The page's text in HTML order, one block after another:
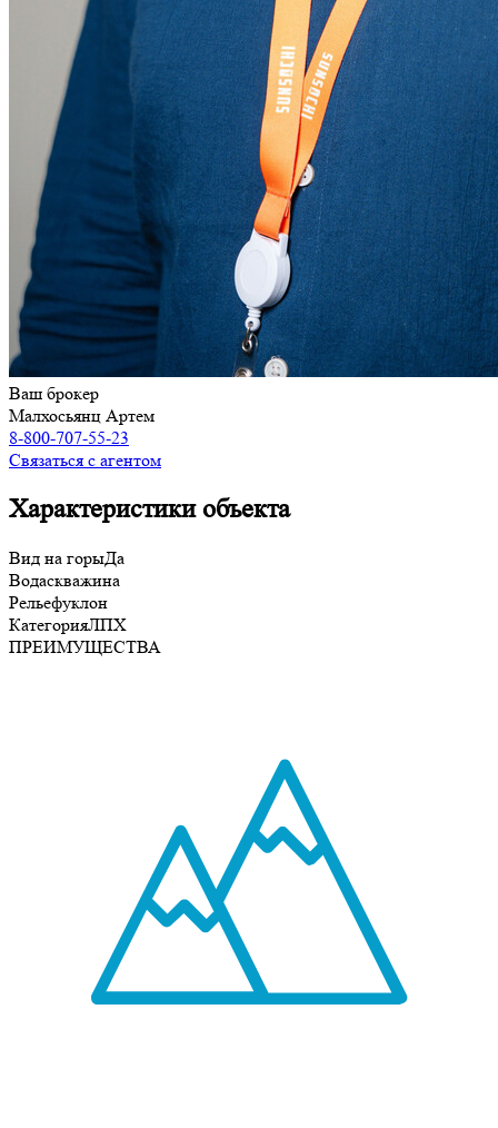
Ваш брокер
Малхосьянц Артем
8-800-707-55-23
Связаться с агентом
Характеристики объекта
Вид на горыДа
Водаскважина
Рельефуклон
КатегорияЛПХ
ПРЕИМУЩЕСТВА